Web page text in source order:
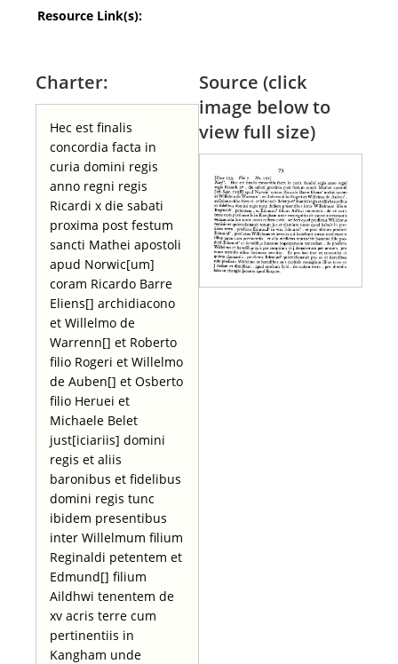
Resource Link(s):
Charter:
Hec est finalis
concordia facta in
curia domini regis
anno regni regis
Ricardi x die sabati
proxima post festum
sancti Mathei apostoli
apud Norwic[um]
coram Ricardo Barre
Eliens[] archidiacono
et Willelmo de
Warrenn[] et Roberto
filio Rogeri et Willelmo
de Auben[] et Osberto
filio Heruei et
Michaele Belet
just[iciariis] domini
regis et aliis
baronibus et fidelibus
domini regis tunc
ibidem presentibus
inter Willelmum filium
Reginaldi petentem et
Edmund[] filium
Aildhwi tenentem de
xv acris terre cum
pertinentiis in
Kangham unde
Source (click
image below to
view full size)